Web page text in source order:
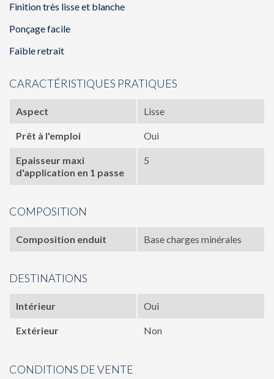
Finition très lisse et blanche
Ponçage facile
Faible retrait
CARACTÉRISTIQUES PRATIQUES
Aspect Lisse
Prêt à l'emploi Oui
Epaisseur maxi
d'application en 1 passe
5
COMPOSITION
Composition enduit Base charges minérales
DESTINATIONS
Intérieur Oui
Extérieur Non
CONDITIONS DE VENTE